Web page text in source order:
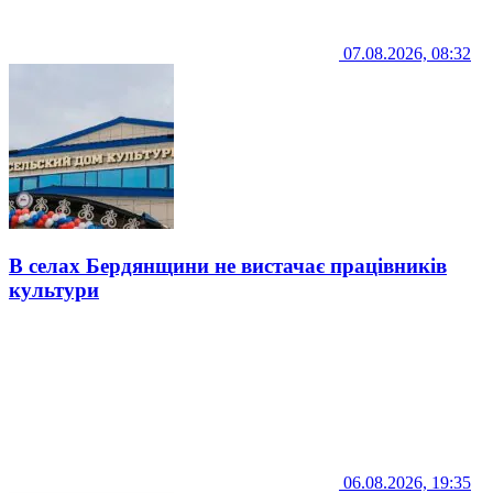
07.08.2026, 08:32
В селах Бердянщини не вистачає працівників
культури
06.08.2026, 19:35